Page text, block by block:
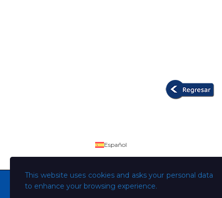
This website uses cookies and asks your personal data
to enhance your browsing experience.
Español